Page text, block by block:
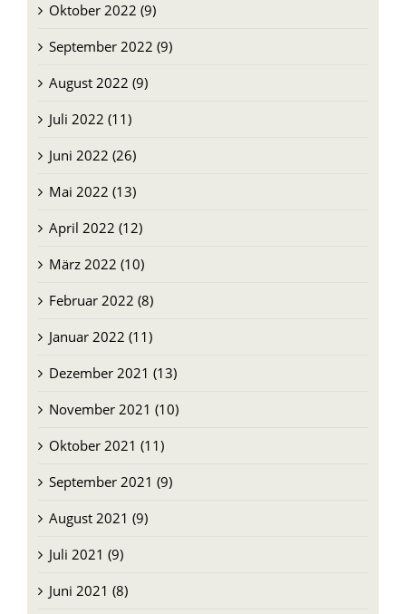
Oktober 2022 (9)
September 2022 (9)
August 2022 (9)
Juli 2022 (11)
Juni 2022 (26)
Mai 2022 (13)
April 2022 (12)
März 2022 (10)
Februar 2022 (8)
Januar 2022 (11)
Dezember 2021 (13)
November 2021 (10)
Oktober 2021 (11)
September 2021 (9)
August 2021 (9)
Juli 2021 (9)
Juni 2021 (8)